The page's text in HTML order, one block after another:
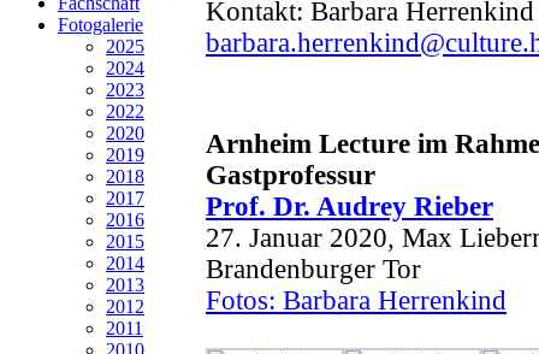
Fotogalerie
2025
2024
2023
2022
2020
2019
2018
2017
2016
2015
2014
2013
2012
2011
2010
Kontakt: Barbara Herrenkind
Arnheim Lecture im
Gastprofessur
Prof. Dr. Audrey Rieber
27. Januar 2020, Max
Brandenburger Tor
Fotos: Barbara Herrenkind